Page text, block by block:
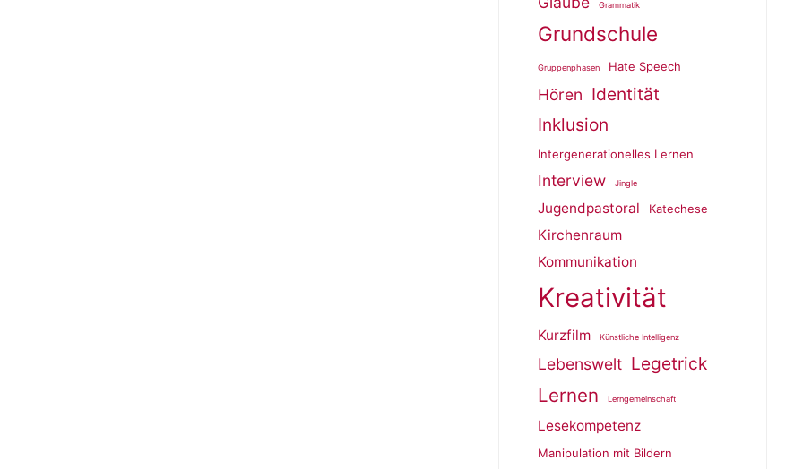
Grammatik
Grundschule
Gruppenphasen Hate Speech
Hören Identität
Inklusion
Intergenerationelles Lernen
Interview Jingle
Jugendpastoral Katechese
Kirchenraum
Kommunikation
Kreativität
Kurzfilm Künstliche Intelligenz
Lebenswelt Legetrick
Lernen Lerngemeinschaft
Lesekompetenz
Manipulation mit Bildern